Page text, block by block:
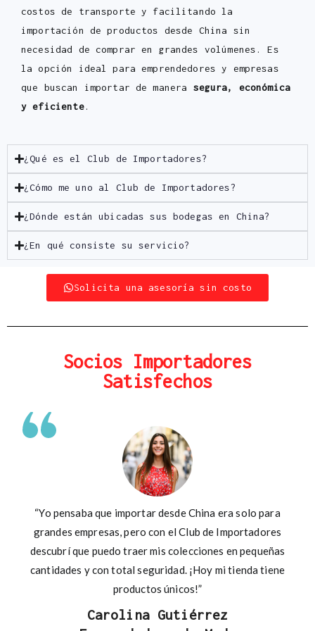
costos de transporte y facilitando la
importación de productos desde China sin
necesidad de comprar en grandes volúmenes. Es
la opción ideal para emprendedores y empresas
que buscan importar de manera segura, económica
y eficiente.
¿Qué es el Club de Importadores?
¿Cómo me uno al Club de Importadores?
¿Dónde están ubicadas sus bodegas en China?
¿En qué consiste su servicio?
Solicita una asesoría sin costo
Socios Importadores
Satisfechos
“Yo pensaba que importar desde China era solo para
grandes empresas, pero con el Club de Importadores
descubrí que puedo traer mis colecciones en pequeñas
cantidades y con total seguridad. ¡Hoy mi tienda tiene
productos únicos!”
Carolina Gutiérrez